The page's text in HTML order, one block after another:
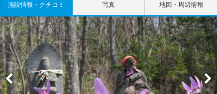
施設情報・クチコミ 写真 地図・周辺情報